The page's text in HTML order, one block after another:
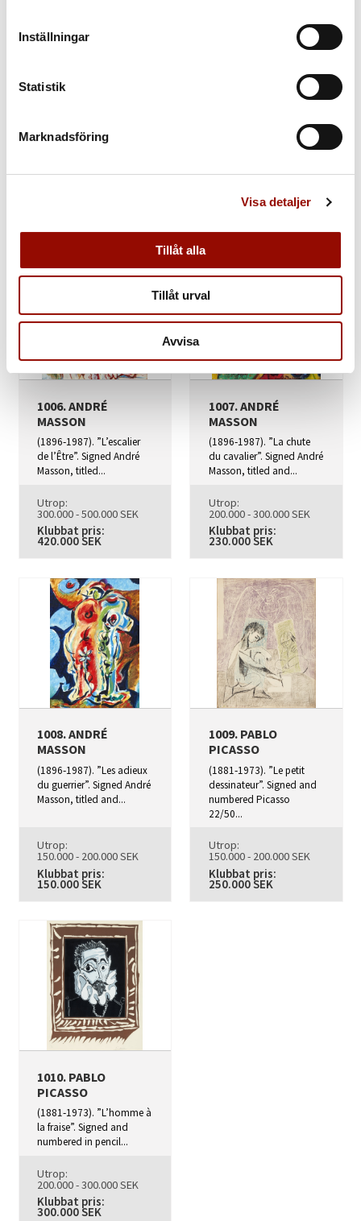
Inställningar
Statistik
Marknadsföring
Visa detaljer
Tillåt alla
Tillåt urval
Avvisa
PICASSO
17.7.67...
Utrop:
(1881‑1973). ”Le repos”.
and dated 8 mai 47 and...
Utrop:
Klubbat pris:
1006. ANDRÉ
MASSON
(1896‑1987). ”L’escalier
de l’Être”. Signed André
Masson, titled...
Utrop:
300.000 - 500.000 SEK
Klubbat pris:
420.000 SEK
1007. ANDRÉ
MASSON
(1896‑1987). ”La chute
du cavalier”. Signed André
Masson, titled and...
Utrop:
200.000 - 300.000 SEK
Klubbat pris:
230.000 SEK
1008. ANDRÉ
MASSON
(1896‑1987). ”Les adieux
du guerrier”. Signed André
Masson, titled and...
Utrop:
150.000 - 200.000 SEK
Klubbat pris:
150.000 SEK
1009. PABLO
PICASSO
(1881‑1973). ”Le petit
dessinateur”. Signed and
numbered Picasso
22/50...
Utrop:
150.000 - 200.000 SEK
Klubbat pris:
250.000 SEK
1010. PABLO
PICASSO
(1881‑1973). ”L’homme à
la fraise”. Signed and
numbered in pencil...
Utrop:
200.000 - 300.000 SEK
Klubbat pris:
300.000 SEK